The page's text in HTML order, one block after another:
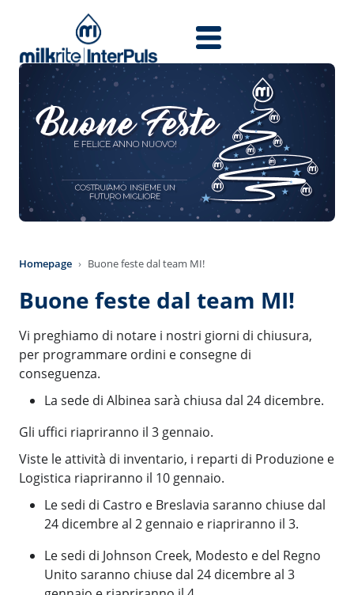
Homepage Buone feste dal team MI!
Buone feste dal team MI!
Vi preghiamo di notare i nostri giorni di chiusura,
per programmare ordini e consegne di
conseguenza.
La sede di Albinea sarà chiusa dal 24 dicembre.
Gli uffici riapriranno il 3 gennaio.
Viste le attività di inventario, i reparti di Produzione e
Logistica riapriranno il 10 gennaio.
Le sedi di Castro e Breslavia saranno chiuse dal
24 dicembre al 2 gennaio e riapriranno il 3.
Le sedi di Johnson Creek, Modesto e del Regno
Unito saranno chiuse dal 24 dicembre al 3